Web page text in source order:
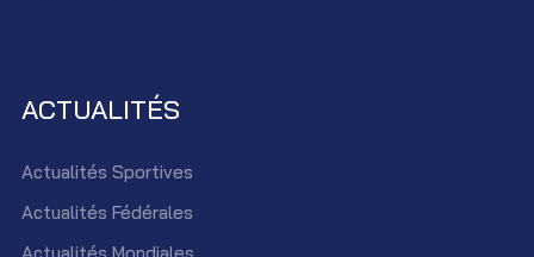
ACTUALITÉS
Actualités Sportives
Actualités Fédérales